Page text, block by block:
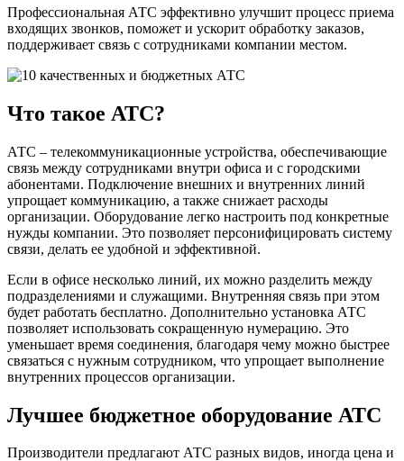
Профессиональная АТС эффективно улучшит процесс приема
входящих звонков, поможет и ускорит обработку заказов,
поддерживает связь с сотрудниками компании местом.
Что такое АТС?
АТС – телекоммуникационные устройства, обеспечивающие
связь между сотрудниками внутри офиса и с городскими
абонентами. Подключение внешних и внутренних линий
упрощает коммуникацию, а также снижает расходы
организации. Оборудование легко настроить под конкретные
нужды компании. Это позволяет персонифицировать систему
связи, делать ее удобной и эффективной.
Если в офисе несколько линий, их можно разделить между
подразделениями и служащими. Внутренняя связь при этом
будет работать бесплатно. Дополнительно установка АТС
позволяет использовать сокращенную нумерацию. Это
уменьшает время соединения, благодаря чему можно быстрее
связаться с нужным сотрудником, что упрощает выполнение
внутренних процессов организации.
Лучшее бюджетное оборудование АТС
Производители предлагают АТС разных видов, иногда цена и